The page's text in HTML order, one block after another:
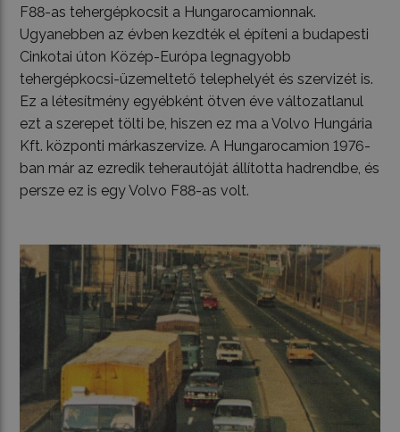
F88-as tehergépkocsit a Hungarocamionnak.
Ugyanebben az évben kezdték el építeni a budapesti
Cinkotai úton Közép-Európa legnagyobb
tehergépkocsi-üzemeltető telephelyét és szervizét is.
Ez a létesítmény egyébként ötven éve változatlanul
ezt a szerepet tölti be, hiszen ez ma a Volvo Hungária
Kft. központi márkaszervize. A Hungarocamion 1976-
ban már az ezredik teherautóját állította hadrendbe, és
persze ez is egy Volvo F88-as volt.